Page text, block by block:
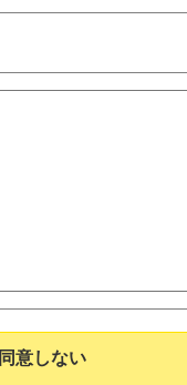
同意しない